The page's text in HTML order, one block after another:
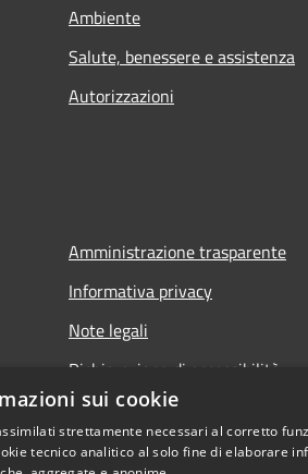
Ambiente
Salute, benessere e assistenza
Autorizzazioni
Amministrazione trasparente
Informativa privacy
Note legali
Dichiarazione di accessibilità
sui cookie
strettamente necessari al corretto
tecnico analitico al solo fine di elaborare